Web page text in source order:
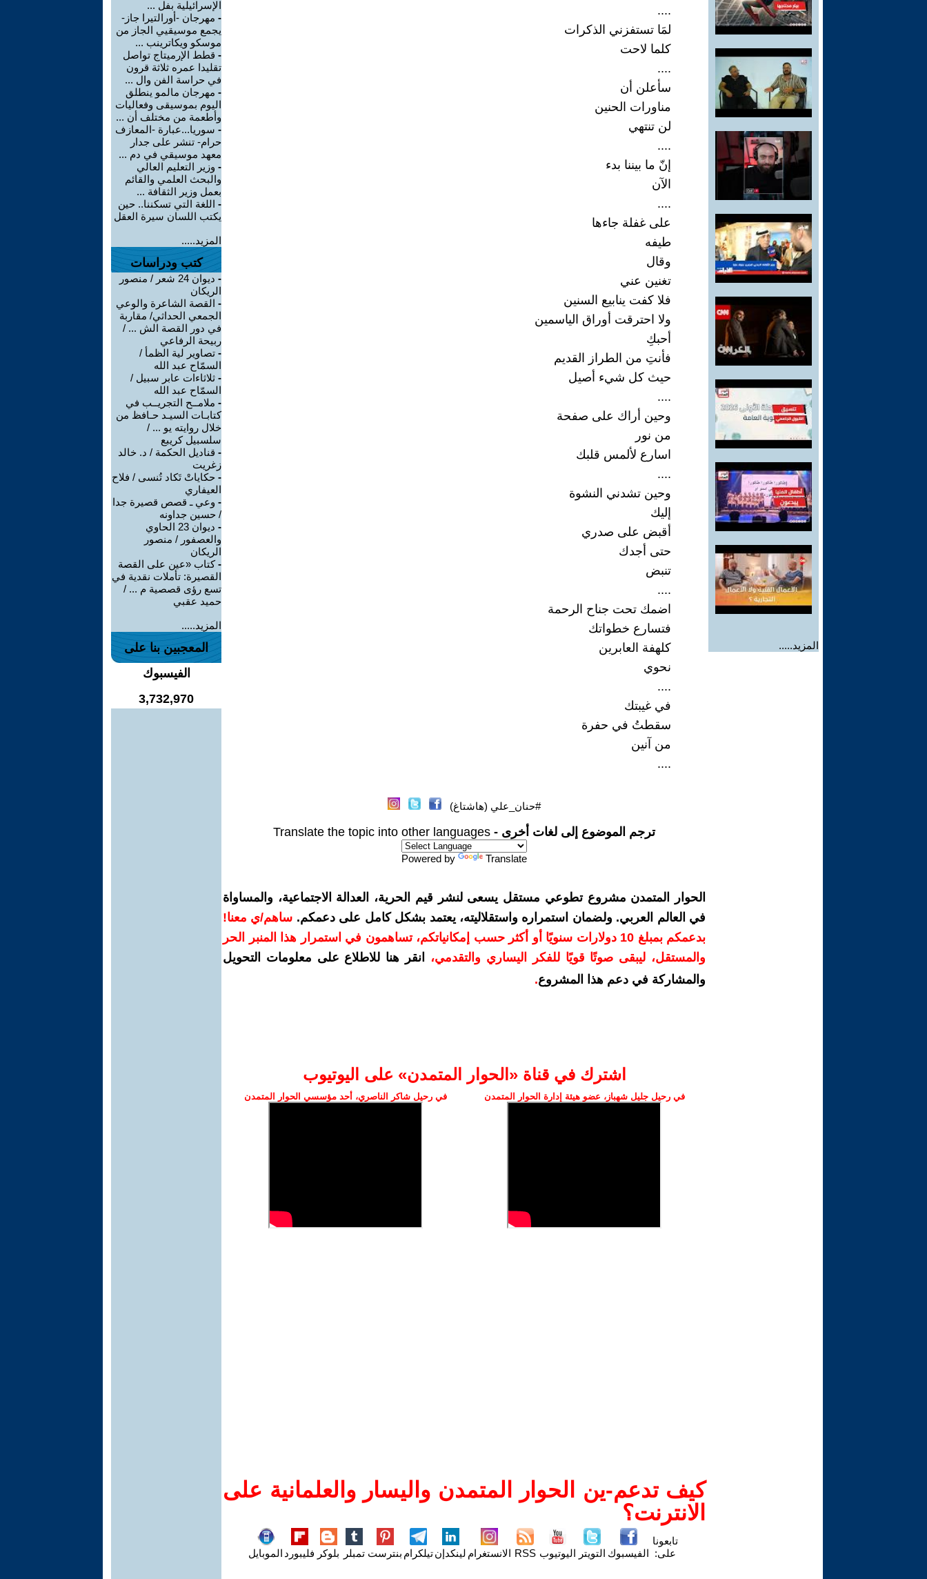
المزيد.....
....
لمَا تستفزني الذكرات
كلما لاحت
....
سأعلن أن
مناورات الحنين
لن تنتهي
....
إنّ ما بيننا بدء
الآن
....
على غفلة جاءها
طيفه
وقال
تغنين عني
فلا كفت ينابيع السنين
ولا احترقت أوراق الياسمين
أحبكِ
فأنتِ من الطراز القديم
حيث كل شيء أصيل
....
وحين أراك على صفحة
من نور
اسارع لألمس قلبك
....
وحين تشدني النشوة
إليك
أقبض على صدري
حتى أجدك
تنبض
....
اضمك تحت جناح الرحمة
فتسارع خطواتك
كلهفة العابرين
نحوي
....
في غيبتك
سقطتُ في حفرة
من آنين
....
#حنان_علي (هاشتاغ)
ترجم الموضوع إلى لغات أخرى - Translate the topic into other languages
Powered by Translate
الحوار المتمدن مشروع تطوعي مستقل يسعى لنشر قيم الحرية، العدالة الاجتماعية، والمساواة
في العالم العربي. ولضمان استمراره واستقلاليته، يعتمد بشكل كامل على دعمكم. ساهم/ي معنا!
بدعمكم بمبلغ 10 دولارات سنويًا أو أكثر حسب إمكانياتكم، تساهمون في استمرار هذا المنبر الحر
والمستقل، ليبقى صوتًا قويًا للفكر اليساري والتقدمي،
انقر هنا للاطلاع على معلومات التحويل
والمشاركة في دعم هذا المشروع.
اشترك في قناة ‫«الحوار المتمدن» على اليوتيوب
في رحيل جليل شهباز، عضو هيئة إدارة الحوار المتمدن في رحيل شاكر الناصري، أحد مؤسسي الحوار المتمدن
كيف تدعم-ين الحوار المتمدن واليسار والعلمانية على
الانترنت؟
تابعونا
على: الفيسبوك التويتر اليوتيوب RSS الانستغرام لينكدإنتيلكرام بنترست تمبلر بلوكر فليبورد الموبايل
الإسرائيلية بفل ...
- مهرجان -أورالتيرا جاز-
يجمع موسيقيي الجاز من
موسكو ويكاترينب ...
- قطط الإرميتاج تواصل
تقليدا عمره ثلاثة قرون
في حراسة الفن وال ...
- مهرجان مالمو ينطلق
اليوم بموسيقى وفعاليات
وأطعمة من مختلف أن ...
- سوريا...عبارة -المعازف
حرام- تنشر على جدار
معهد موسيقي في دم ...
- وزير التعليم العالي
والبحث العلمي والقائم
بعمل وزير الثقافة ...
- اللغة التي تسكننا.. حين
يكتب اللسان سيرة العقل
المزيد.....
كتب ودراسات
-
ديوان 24 شعر / منصور
الريكان
- القصة الشاعرة والوعي
الجمعي الحداثي/ مقاربة
في دور القصة الش ... /
ربيحة الرفاعي
- تصاوير لية الظمأ /
السمّاح عبد الله
- ثلاثاءات عابر سبيل /
السمّاح عبد الله
- ملامــح التجريــب في
كتابـات السيـد حـافظ من
خلال روايته يو ... /
سلسبيل كريبع
- قناديل الحكمة / د. خالد
زغريت
- حكاياتْ تَكاد تُنسى / فلاح
العيفاري
- وعي ـ قصص قصيرة جدا
/ حسين جداونه
-
ديوان 23 الحاوي
والعصفور / منصور
الريكان
-كتاب «عين على القصة
القصيرة: تأملات نقدية في
تسع رؤى قصصية م ... /
حميد عقبي
المزيد.....
المعجبين بنا على
الفيسبوك
3,732,970